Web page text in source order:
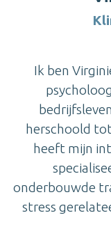
Ik ben
herschoold
heeft mijn
onderbouwde
stress